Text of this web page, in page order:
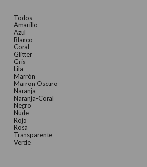
Todos
Amarillo
Azul
Blanco
Coral
Glitter
Gris
Lila
Marrón
Marron Oscuro
Naranja
Naranja-Coral
Negro
Nude
Rojo
Rosa
Transparente
Verde